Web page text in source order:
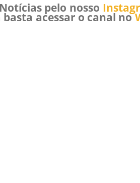
pelo nosso
acessar o canal no